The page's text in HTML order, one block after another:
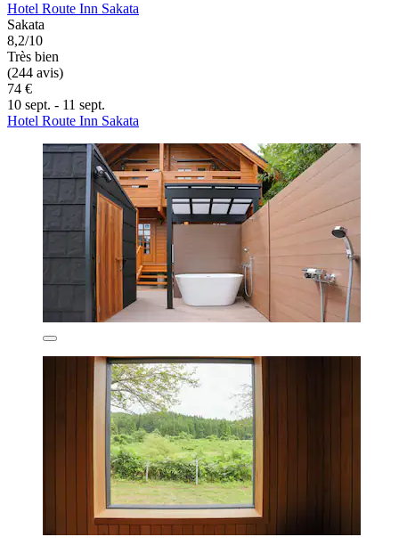
Hotel Route Inn Sakata
Sakata
8,2/10
Très bien
(244 avis)
74 €
10 sept. - 11 sept.
Hotel Route Inn Sakata